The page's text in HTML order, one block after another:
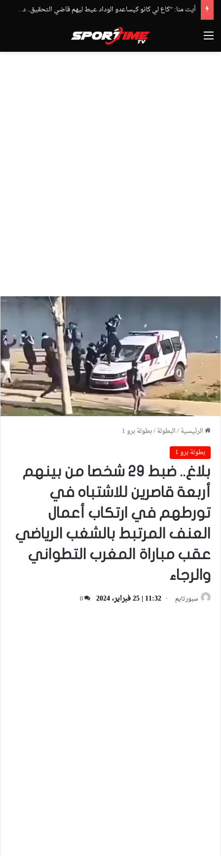
أيت منا: “كاع لي كانو كيساعدو الوداد عيط ليهم قاضي التحقيق.. دابا حتى شي واحد ما بقا باغي يعاون”
القائمة
الرئيسية/البطولة/بطولة برو 1
بطولة برو 1
بلاغ.. ضبط 29 شخصا من بينهم
أربعة قاصرين للاشتباه في
تورطهم في ارتكاب أعمال
العنف المرتبط بالشغب الرياضي
عقب مباراة المغرب التطواني
والرجاء
سبورتايم 11:32 | 25 فبراير، 2024 0